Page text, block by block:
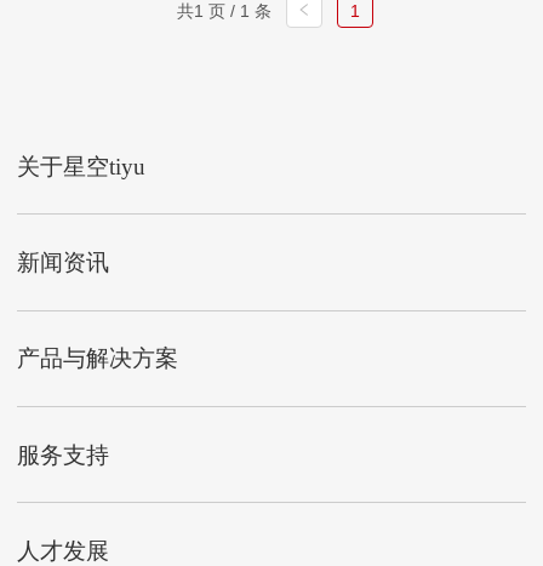
共1 页 / 1 条 1
关于星空tiyu
新闻资讯
产品与解决方案
服务支持
人才发展